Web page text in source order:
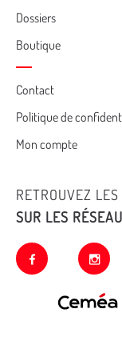
Dossiers
Boutique
Cemea
footer
Contact
Politique de
Mon compte
RETROUVEZ LES
SUR LES
facebook